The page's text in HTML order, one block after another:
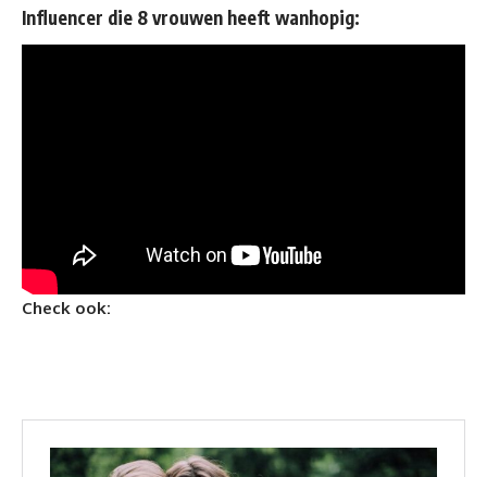
Influencer die 8 vrouwen heeft wanhopig:
Check ook: